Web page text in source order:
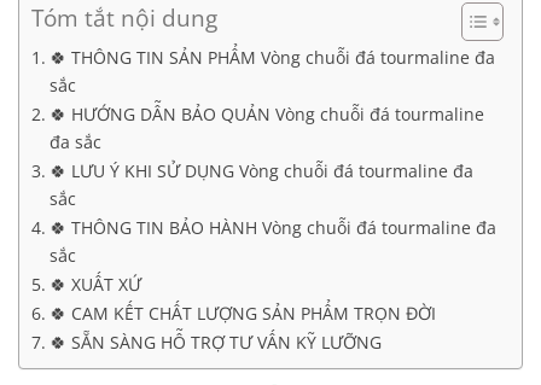
Tóm tắt nội dung
🍀 THÔNG TIN SẢN PHẨM Vòng chuỗi đá tourmaline đa
sắc
🍀 HƯỚNG DẪN BẢO QUẢN Vòng chuỗi đá tourmaline
đa sắc
🍀 LƯU Ý KHI SỬ DỤNG Vòng chuỗi đá tourmaline đa
sắc
🍀 THÔNG TIN BẢO HÀNH Vòng chuỗi đá tourmaline đa
sắc
🍀 XUẤT XỨ
🍀 CAM KẾT CHẤT LƯỢNG SẢN PHẨM TRỌN ĐỜI
🍀 SẴN SÀNG HỖ TRỢ TƯ VẤN KỸ LƯỠNG